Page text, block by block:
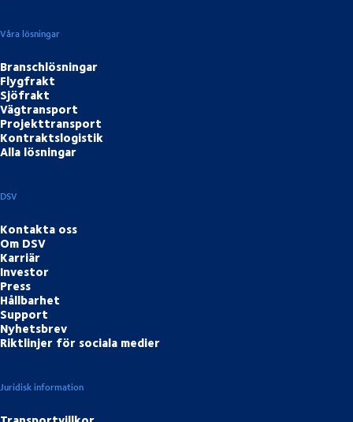
Våra lösningar
Branschlösningar
Flygfrakt
Sjöfrakt
Vägtransport
Projekttransport
Kontraktslogistik
Alla lösningar
DSV
Kontakta oss
Om DSV
Karriär
Investor
Press
Hållbarhet
Support
Nyhetsbrev
Riktlinjer för sociala medier
Juridisk information